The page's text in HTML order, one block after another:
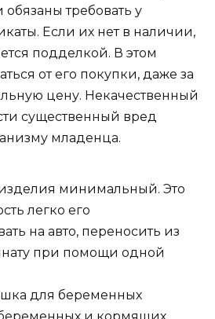
требовать у
Если их нет в наличии,
подделкой. В этом
от его покупки, даже за
цену. Некачественный
существенный вред
младенца.
минимальный. Это
легко его
на авто, переносить из
при помощи одной